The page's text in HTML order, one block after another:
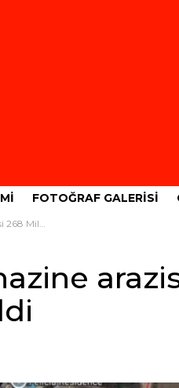
FOTOĞRAF GALERISI
özelleştirildi